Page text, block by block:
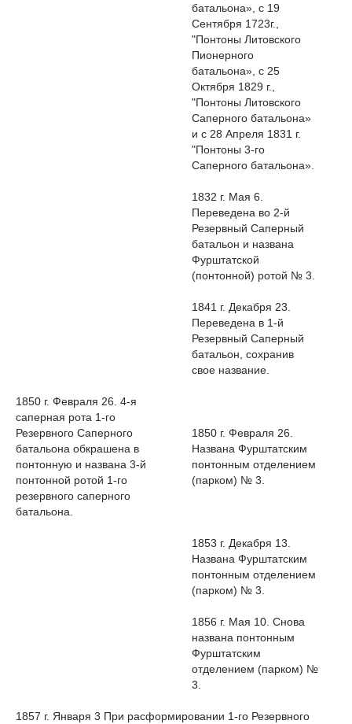
батальона», с 19
Сентября 1723г.,
"Понтоны Литовского
Пионерного
батальона», с 25
Октября 1829 г.,
"Понтоны Литовского
Саперного батальона»
и с 28 Апреля 1831 г.
"Понтоны 3-го
Саперного батальона».
1832 г. Мая 6.
Переведена во 2-й
Резервный Саперный
батальон и названа
Фурштатской
(понтонной) ротой № 3.
1841 г. Декабря 23.
Переведена в 1-й
Резервный Саперный
батальон, сохранив
свое название.
1850 г. Февраля 26. 4-я
саперная рота 1-го
Резервного Саперного
батальона обкрашена в
понтонную и названа 3-й
понтонной ротой 1-го
резервного саперного
батальона.
1850 г. Февраля 26.
Названа Фурштатским
понтонным отделением
(парком) № 3.
1853 г. Декабря 13.
Названа Фурштатским
понтонным отделением
(парком) № 3.
1856 г. Мая 10. Снова
названа понтонным
Фурштатским
отделением (парком) №
3.
1857 г. Января 3 При расформировании 1-го Резервного